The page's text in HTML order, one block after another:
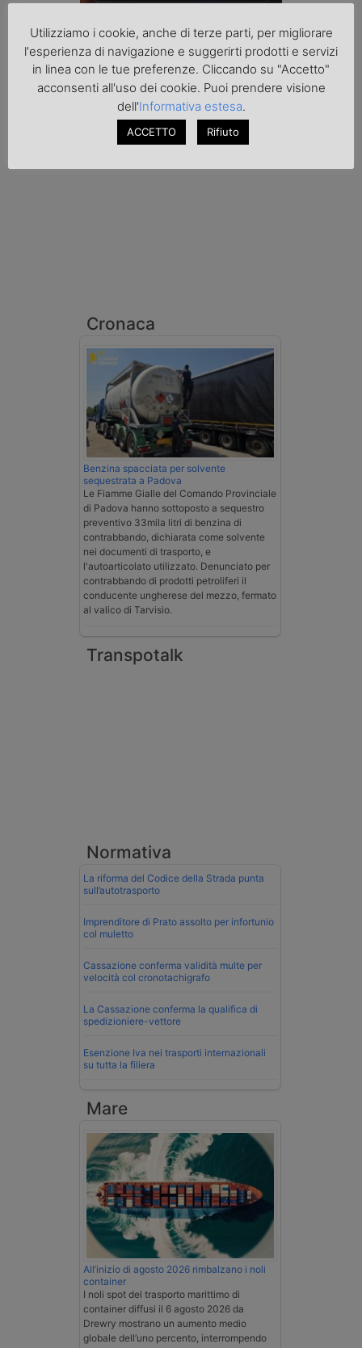
Podcast K44
Cronaca
Benzina spacciata per solvente
sequestrata a Padova
Le Fiamme Gialle del Comando Provinciale
di Padova hanno sottoposto a sequestro
preventivo 33mila litri di benzina di
contrabbando, dichiarata come solvente
nei documenti di trasporto, e
l'autoarticolato utilizzato. Denunciato per
contrabbando di prodotti petroliferi il
conducente ungherese del mezzo, fermato
al valico di Tarvisio.
Transpotalk
Normativa
La riforma del Codice della Strada punta
sull’autotrasporto
Imprenditore di Prato assolto per infortunio
col muletto
Cassazione conferma validità multe per
velocità col cronotachigrafo
La Cassazione conferma la qualifica di
spedizioniere-vettore
Esenzione Iva nei trasporti internazionali
su tutta la filiera
Mare
All’inizio di agosto 2026 rimbalzano i noli
container
I noli spot del trasporto marittimo di
container diffusi il 6 agosto 2026 da
Drewry mostrano un aumento medio
globale dell’uno percento, interrompendo
Utilizziamo i cookie, anche di terze parti, per migliorare
l'esperienza di navigazione e suggerirti prodotti e servizi
in linea con le tue preferenze. Cliccando su "Accetto"
acconsenti all'uso dei cookie. Puoi prendere visione
dell'Informativa estesa.
ACCETTO Rifiuto